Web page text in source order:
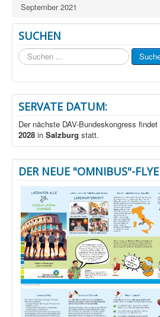
September 2021
SUCHEN
Suchen
...
SERVATE DATUM:
Der nächste DAV-Bundeskongress findet
2028 in Salzburg statt.
DER NEUE "OMNIBUS"-